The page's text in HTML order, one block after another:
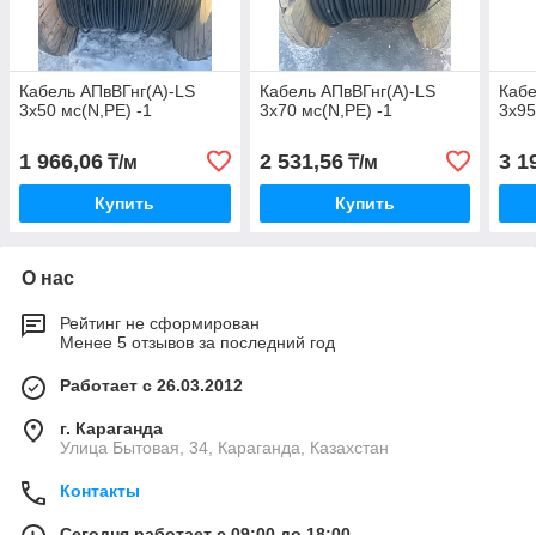
Кабель АПвВГнг(А)-LS
3х50 мс(N,PE) -1
1 966,06 ₸/м
Купить
Кабель АПвВГнг(А)-LS
3х70 мс(N,PE) -1
2 531,56₸/м
Купить
3
О нас
Рейтинг не сформирован
Менее 5 отзывов за последний год
Работает с 26.03.2012
г. Караганда
Улица Бытовая, 34, Караганда, Казахстан
Контакты